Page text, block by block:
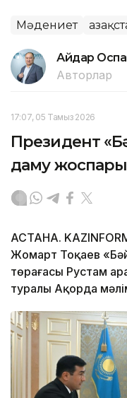
Мәдениет
Айдар
Авторлар
17:07, 05 Тамыз 2026
Президент
даму
АСТАНА.
Жомарт Тоқаев
төрағасы Рустам
туралы Ақорда